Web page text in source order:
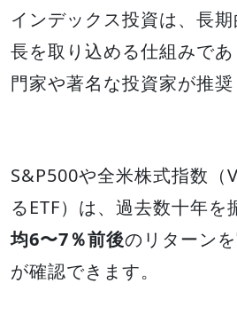
インデックス投資は、長
長を取り込める仕組みで
門家や著名な投資家が推奨
S&P500や全米株式指数（
るETF）は、過去数十年を
均6〜7％前後のリターン
が確認できます。